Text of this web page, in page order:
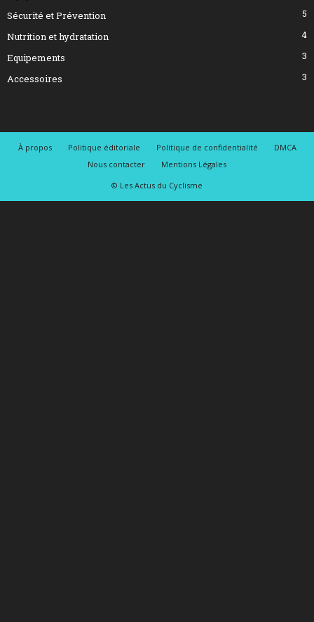
Sécurité et Prévention
5
Nutrition et hydratation
4
Equipements
3
Accessoires
3
À propos Politique éditoriale Politique de confidentialité
DMCA
Nous contacter
Mentions Légales
© Les Actus du Cyclisme